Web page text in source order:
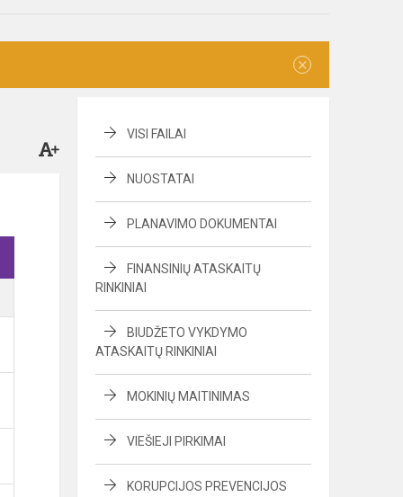
×
VISI FAILAI
NUOSTATAI
PLANAVIMO DOKUMENTAI
FINANSINIŲ ATASKAITŲ
RINKINIAI
BIUDŽETO VYKDYMO
ATASKAITŲ RINKINIAI
MOKINIŲ MAITINIMAS
VIEŠIEJI PIRKIMAI
KORUPCIJOS PREVENCIJOS